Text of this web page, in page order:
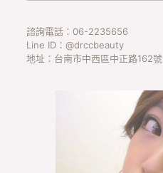
諮詢電話：06-2235656
Line ID：@drccbeauty
地址：台南市中西區中正路162號